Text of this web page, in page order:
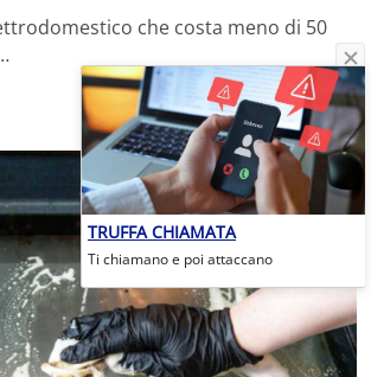
che costa meno di 50
TRUFFA CHIAMATA
Ti chiamano e poi attaccano